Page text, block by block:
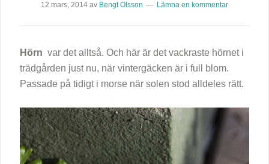
text
text
12 mars, 2014 av Bengt Olsson Lämna en kommentar
Hörn var det alltså. Och här är det vackraste hörnet i
trädgården just nu, när vintergäcken är i full blom.
Passade på tidigt i morse när solen stod alldeles rätt.